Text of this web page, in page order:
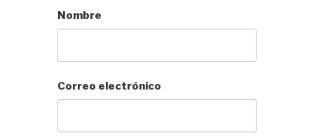
Nombre
Correo electrónico